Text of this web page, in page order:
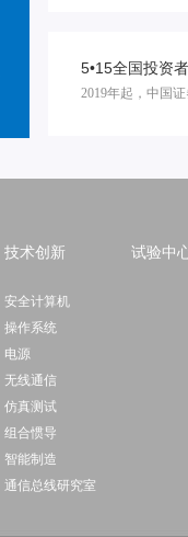
5•15全国投资
2019年起，中国
技术创新
安全计算机
操作系统
电源
无线通信
仿真测试
组合惯导
智能制造
通信总线研究室
试验中